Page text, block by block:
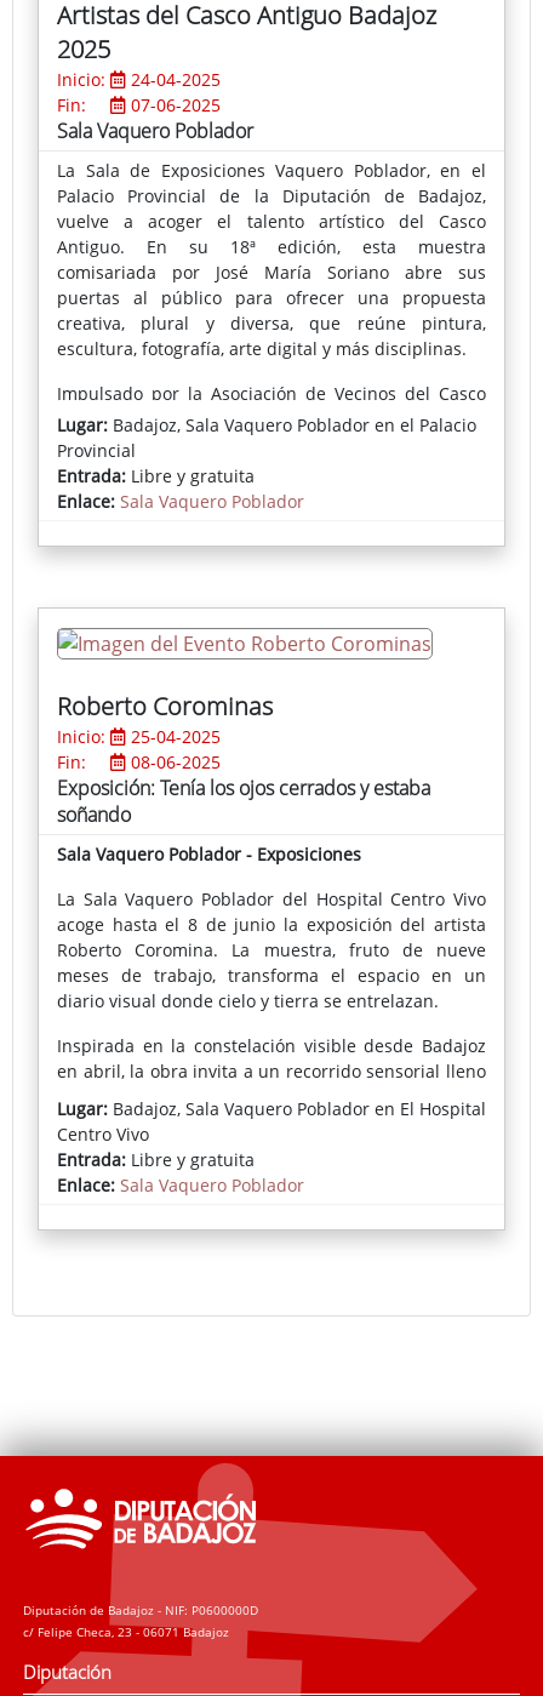
Artistas del Casco Antiguo Badajoz
2025
Inicio:
24-04-2025
Fin:
07-06-2025
Sala Vaquero Poblador
La Sala de Exposiciones Vaquero Poblador, en el
Palacio Provincial de la Diputación de Badajoz,
vuelve a acoger el talento artístico del Casco
Antiguo. En su 18ª edición, esta muestra
comisariada por José María Soriano abre sus
puertas al público para ofrecer una propuesta
creativa, plural y diversa, que reúne pintura,
escultura, fotografía, arte digital y más disciplinas.
Impulsado por la Asociación de Vecinos del Casco
Antiguo, este proyecto se ha consolidado como un
referente cultural imprescindible en la ciudad.
Lugar: Badajoz, Sala Vaquero Poblador en el Palacio
Provincial
Entrada: Libre y gratuita
Enlace: Sala Vaquero Poblador
Roberto Corominas
Inicio:
25-04-2025
Fin:
08-06-2025
Exposición: Tenía los ojos cerrados y estaba
soñando
Sala Vaquero Poblador - Exposiciones
La Sala Vaquero Poblador del Hospital Centro Vivo
acoge hasta el 8 de junio la exposición del artista
Roberto Coromina. La muestra, fruto de nueve
meses de trabajo, transforma el espacio en un
diario visual donde cielo y tierra se entrelazan.
Inspirada en la constelación visible desde Badajoz
en abril, la obra invita a un recorrido sensorial lleno
fuerte carga meditativa sobre el tiempo y la
memoria.
Lugar: Badajoz, Sala Vaquero Poblador en El Hospital
Centro Vivo
Entrada: Libre y gratuita
Enlace: Sala Vaquero Poblador
Diputación de Badajoz - NIF: P0600000D
c/ Felipe Checa, 23 - 06071 Badajoz
Diputación